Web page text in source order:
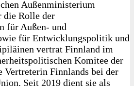
Außenministerium
die Rolle der
für Außen- und
für Entwicklungspolitik und
vertrat Finnland im
Komitee der
Vertreterin Finnlands bei der
Seit 2019 dient sie als